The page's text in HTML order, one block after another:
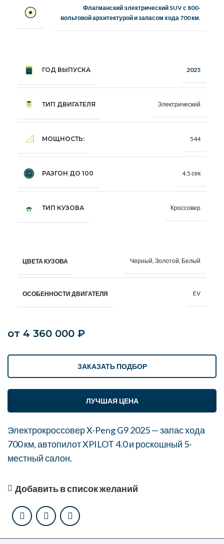
Флагманский электрический SUV с 800-
вольтовой архитектурой и запасом хода 700 км.
ГОД ВЫПУСКА 2025
ТИП ДВИГАТЕЛЯ Электрический
МОЩНОСТЬ: 544
РАЗГОН ДО 100 4.5 сек
ТИП КУЗОВА Кроссовер
ЦВЕТА КУЗОВА Черный, Золотой, Белый
ОСОБЕННОСТИ ДВИГАТЕЛЯ EV
от 4 360 000 ₽
ЛУЧШАЯ ЦЕНА
ЗАКАЗАТЬ ПОДБОР
Электрокроссовер X-Peng G9 2025 — запас хода
700 км, автопилот XPILOT 4.0 и роскошный 5-
местный салон.
Добавить в список желаний